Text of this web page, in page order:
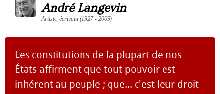
André Langevin
Artiste, écrivain (1927 - 2009)
Les constitutions de la plupart de nos
États affirment que tout pouvoir est
inhérent au peuple ; que... c'est leur droit